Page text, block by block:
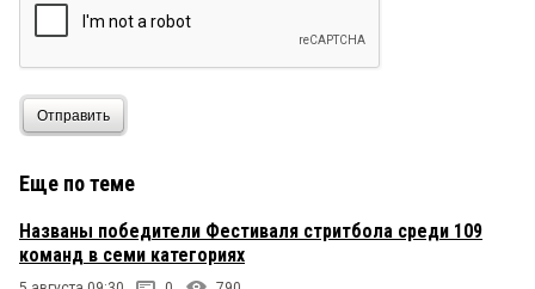
Отправить
Еще по теме
Названы победители Фестиваля стритбола среди 109
команд в семи категориях